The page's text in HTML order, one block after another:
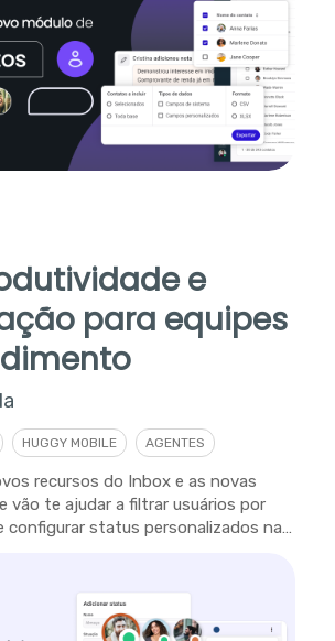
e
para equipes
HUGGY MOBILE AGENTES
recursos do Inbox e as novas
vão te ajudar a filtrar usuários por
configurar status personalizados na